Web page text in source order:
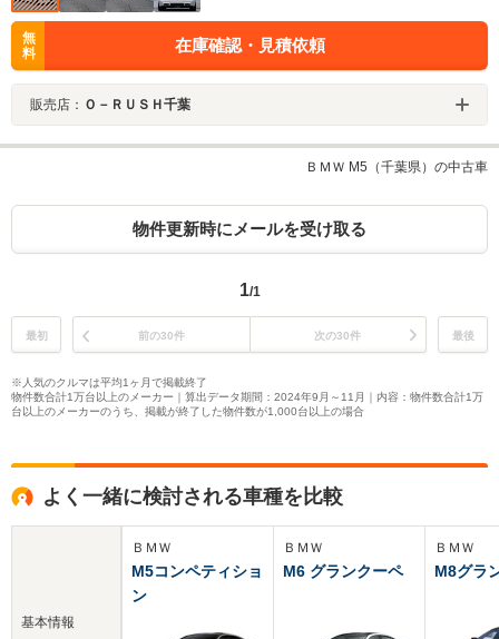
無
料
在庫確認・見積依頼
販売店： Ｏ－ＲＵＳＨ千葉
ＢＭＷ M5（千葉県）の中古車
物件更新時にメールを受け取る
1/1
最初 前の30件 次の30件 最後
※人気のクルマは平均1ヶ月で掲載終了
物件数合計1万台以上のメーカー｜算出データ期間：2024年9月～11月｜内容：物件数合計1万
台以上のメーカーのうち、掲載が終了した物件数が1,000台以上の場合
よく一緒に検討される車種を比較
基本情報
ＢＭＷ
M5コンペティショ
ン
ＢＭＷ
M6 グランクーペ
ＢＭＷ
M8グラ